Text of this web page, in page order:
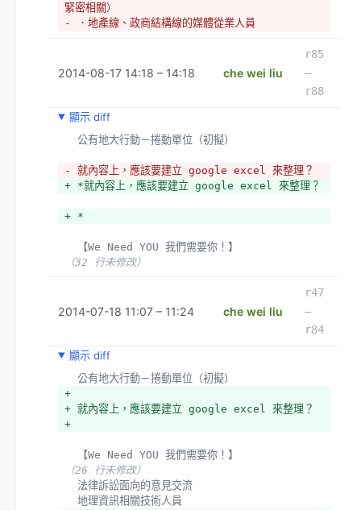
緊密相關）
- ．地產線、政商結構線的媒體從業人員
- ．有意願協助的土開從業人員
- ．GIS 應用的程式人員
- ．行動企劃的構想人員
+ 四個面向，其衍生出來的人類與機構單位，簡單列舉
如下：
+ *國庫財政與國有資產研究學者
+ *東亞國際區域與城市研究者
+ *關注土地與空間的研究生
+ *環境與土地公益信託執行者
+ *關聯議題的關注者（例如，原住民土地運動與公土
+ *地產線、政商結構線的媒體從業人員
+ *有意願協助的代議人員
+ *有意願協助的公部門人員
+ *有意願協助的土開從業人員
+ *有意願協助的地政從業人員
+ *GIS 應用的程式人員
+ *資料呈現的程式人員
+ *行動企劃的構想人員
+ *結合 g0v 其他專案（例如動民主網路決策工具）
2014-08-17 14:18 – 14:18 che wei liu
r85
–
r88
顯示 diff
  公有地大行動－捲動單位（初擬）
- 就內容上，應該要建立 google excel 來整理？
+ *就內容上，應該要建立 google excel 來整理？
+ *
  【We Need YOU 我們需要你！】
（32 行未修改）
2014-07-18 11:07 – 11:24 che wei liu
r47
–
r84
顯示 diff
  公有地大行動－捲動單位（初擬）
+
+ 就內容上，應該要建立 google excel 來整理？
+
  【We Need YOU 我們需要你！】
（26 行未修改）
  法律訴訟面向的意見交流
  地理資訊相關技術人員